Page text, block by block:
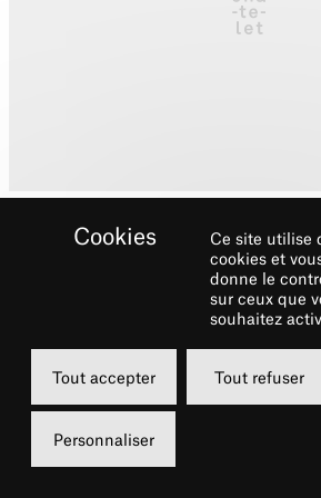
Biographie
William Forsythe
résidence au
1990 à 1998.
Ce site utilise
cookies et
donne le
sur ceux que
souhaitez
Tout accepter Tout refuser
Personnaliser